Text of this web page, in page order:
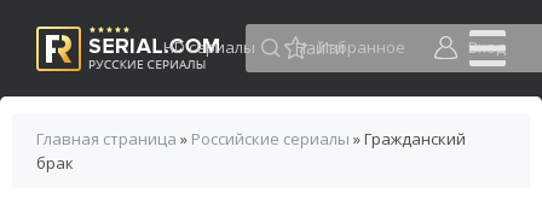
HD сериалы Избранное Вход
Главная страница » Российские сериалы » Гражданский
брак